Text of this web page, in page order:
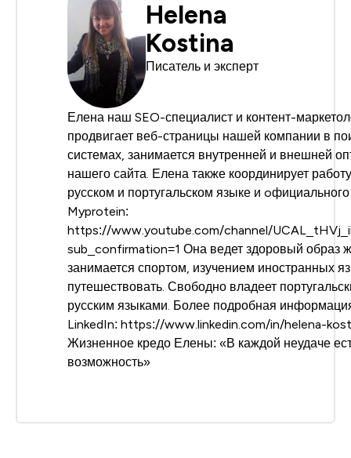
Helena
Kostina
Писатель и эксперт
Елена наш SEO-специалист и контент-
продвигает веб-страницы нашей компании в
системах, занимается внутренней и внешней
нашего сайта. Елена также координирует
русском и португальском языке и
Myprotein:
https://www.youtube.com/channel/
sub_confirmation=1 Она ведет здоровый образ
занимается спортом, изучением иностранных
путешествовать. Свободно владеет
русским языками. Более подробная
LinkedIn: https://www.linkedin.com/in/helena-
Жизненное кредо Елены: «В каждой неудаче
возможность»